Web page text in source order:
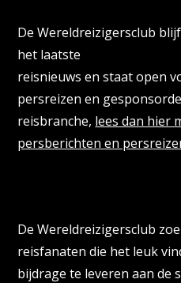
De Wereldreizigersclub
het laatste
reisnieuws en staat open
persreizen en
reisbranche, lees dan hier
persberichten en
De Wereldreizigersclub
reisfanaten die het leuk
bijdrage te leveren aan de